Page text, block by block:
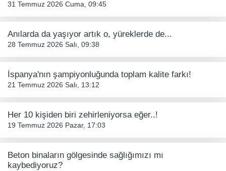
31 Temmuz 2026 Cuma, 09:45
Anılarda da yaşıyor artık o, yüreklerde de...
28 Temmuz 2026 Salı, 09:38
İspanya'nın şampiyonluğunda toplam kalite farkı!
21 Temmuz 2026 Salı, 13:12
Her 10 kişiden biri zehirleniyorsa eğer..!
19 Temmuz 2026 Pazar, 17:03
Beton binaların gölgesinde sağlığımızı mı
kaybediyoruz?